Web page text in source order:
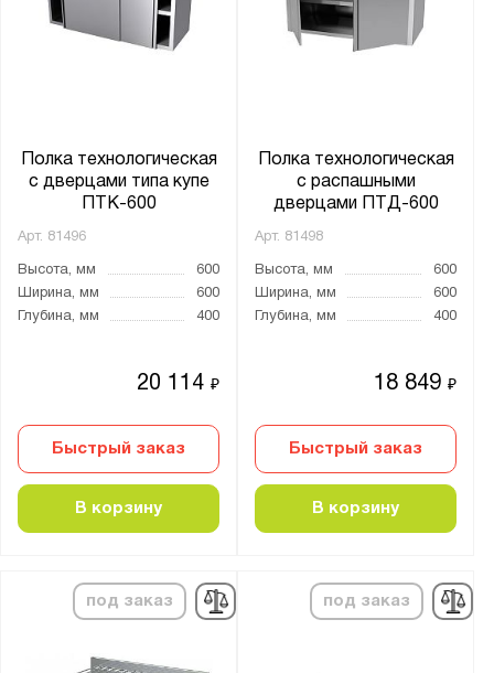
Полка технологическая
с дверцами типа купе
ПТК-600
Арт. 81496
Высота, мм
600
Ширина, мм
600
Глубина, мм
400
20 114₽
Быстрый заказ
В корзину
Полка технологическая
с распашными
дверцами ПТД-600
Арт. 81498
Высота, мм
600
Ширина, мм
600
Глубина, мм
400
18 849₽
Быстрый заказ
В корзину
под заказ под заказ
Ширина, мм:
до
от до
Количество ярусов:
Особенности:
Перфорированная
Тип дверцы:
Распашная
Материал каркаса: